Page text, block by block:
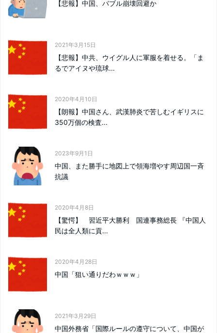
【悲報】中国、バブル崩壊回避か
2021年3月15日
【悲報】中共、ウイグル人に軍服を着せる。「ま
るでアイヌや琉球...
2020年4月10日
【朗報】中国さん、武漢肺炎で苦しむイギリスに
350万個の検査...
2023年9月1日
中国、また勝手に地図上で領海増やす周辺国一斉
抗議
2020年4月8日
【驚愕】 習近平大勝利 国連事務総長 『中国人
民は全人類に貢...
2020年4月28日
中国「狙い通りだわｗｗｗ」
2021年3月29日
中国外務省「国際ルールの遵守について、中国が